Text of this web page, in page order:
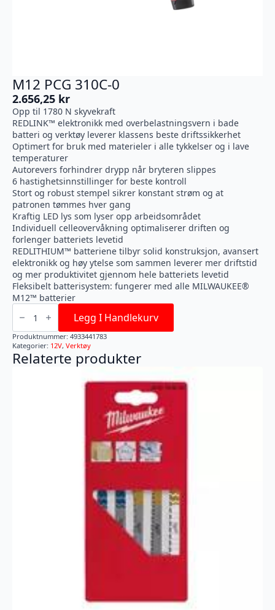
M12 PCG 310C-0
2.656,25 kr
Opp til 1780 N skyvekraft
REDLINK™ elektronikk med overbelastningsvern i bade
batteri og verktøy leverer klassens beste driftssikkerhet
Optimert for bruk med materieler i alle tykkelser og i lave
temperaturer
Autorevers forhindrer drypp når bryteren slippes
6 hastighetsinnstillinger for beste kontroll
Stort og robust stempel sikrer konstant strøm og at
patronen tømmes hver gang
Kraftig LED lys som lyser opp arbeidsområdet
Individuell celleovervåkning optimaliserer driften og
forlenger batteriets levetid
REDLITHIUM™ batteriene tilbyr solid konstruksjon, avansert
elektronikk og høy ytelse som sammen leverer mer driftstid
og mer produktivitet gjennom hele batteriets levetid
Fleksibelt batterisystem: fungerer med alle MILWAUKEE®
M12™ batterier
M12
PCG
0
antall
Legg I Handlekurv
Produktnummer: 4933441783
Kategorier: 12V, Verktøy
Relaterte produkter